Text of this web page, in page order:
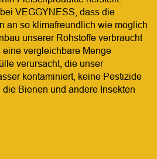
VEGGYNESS, dass die
an so klimafreundlich wie möglich
unserer Rohstoffe verbraucht
vergleichbare Menge
verursacht, die unser
kontaminiert, keine Pestizide
Bienen und andere Insekten